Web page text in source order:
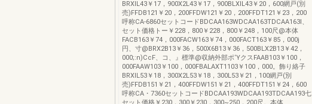
BRXlL43￥17，900X2L43￥17，900BLXlL43￥20，600網戸(別
売)FFDB121￥20，200FFDW121￥20，200FFDT121￥23，200
呼称CA-6860セットコードBDCAA163WDCAA163TDCAA163I、
セット価格トー￥228，800￥228，800￥248，100尺@本体
FACB163￥74，000FACW163￥74，000FACT163￥85，000j
円、寸@BRX2B13￥36，500X6B13￥36，500BLX2B13￥42，
000;:n)CcF、コ、』標準@収納外部ポ‘YクスFAAB103￥100，
000FAAW103￥100，000FBALAXT1103￥100，000。飾り絡子
BRXlL53￥18，300X2L53￥18，300L53￥21，100網戸(別
売)FFDB151￥21，400FFDW151￥21，400FFDT151￥24，600
呼称CA・7360セットコードBDCAA193WDCAA193TDCAA193七
セット価格￥230，300￥230，300~250，200尺。本体